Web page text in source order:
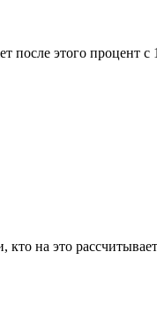
этого процент
на это